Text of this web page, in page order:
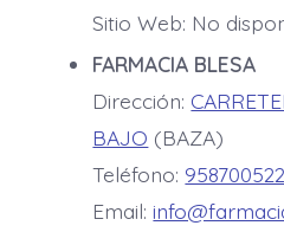
Sitio Web: No
FARMACIA BLESA
Dirección:
BAJO (BAZA)
Teléfono: 958700522
Email: